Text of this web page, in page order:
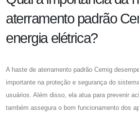
aterramento padrão
energia elétrica?
A haste de aterramento padrão Cemig
importante na proteção e segurança do
usuários. Além disso, ela atua para prevenir
também assegura o bom funcionamento dos